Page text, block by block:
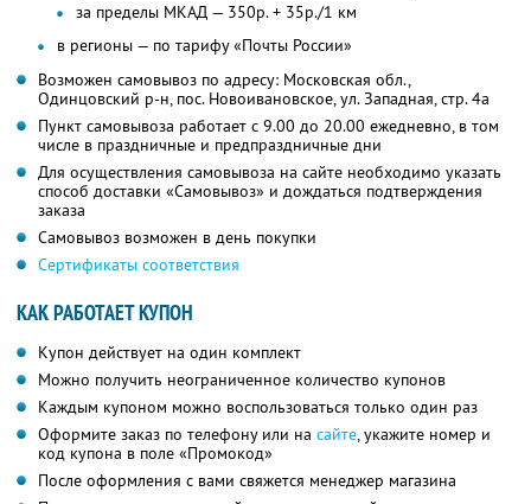
за пределы МКАД — 350р. + 35р./1 км
в регионы — по тарифу «Почты России»
Возможен самовывоз по адресу: Московская обл.,
Одинцовский р-н, пос. Новоивановское, ул. Западная, стр. 4а
Пункт самовывоза работает с 9.00 до 20.00 ежедневно, в том
числе в праздничные и предпраздничные дни
Для осуществления самовывоза на сайте необходимо указать
способ доставки «Самовывоз» и дождаться подтверждения
заказа
Самовывоз возможен в день покупки
Сертификаты соответствия
КАК РАБОТАЕТ КУПОН
Купон действует на один комплект
Можно получить неограниченное количество купонов
Каждым купоном можно воспользоваться только один раз
Оформите заказ по телефону или на сайте, укажите номер и
код купона в поле «Промокод»
После оформления с вами свяжется менеджер магазина